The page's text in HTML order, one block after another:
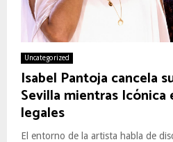
Uncategorized
Isabel Pantoja cancela
Sevilla mientras
legales
El entorno de la artista habla de